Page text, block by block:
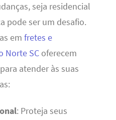
seja residencial
pode ser um desafio.
em fretes e
Norte SCoferecem
atender às suas
: Proteja seus